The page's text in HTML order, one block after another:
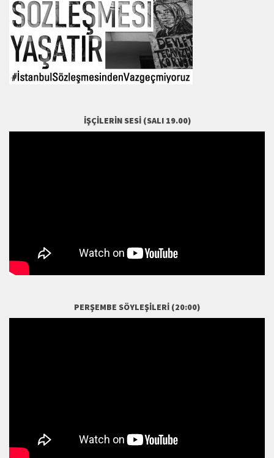
İŞÇILERIN SESI (SALI 19.00)
PERŞEMBE SÖYLEŞILERI (20:00)